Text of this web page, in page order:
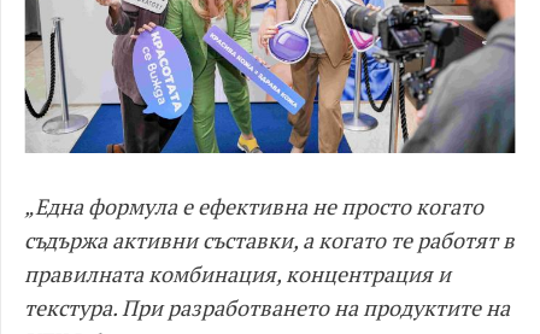
„Една формула е ефективна не просто когато
съдържа активни съставки, а когато те работят в
правилната комбинация, концентрация и
текстура. При разработването на продуктите на